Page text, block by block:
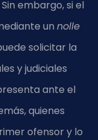
embargo, si el
un nolle
solicitar la
y judiciales
ante el
quienes
ofensor y lo